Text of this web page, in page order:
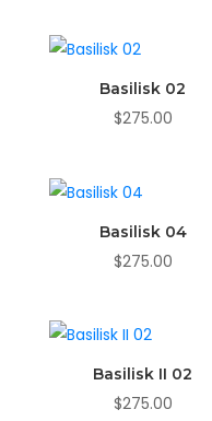
Basilisk 02
$275.00
Basilisk 04
$275.00
Basilisk II 02
$275.00